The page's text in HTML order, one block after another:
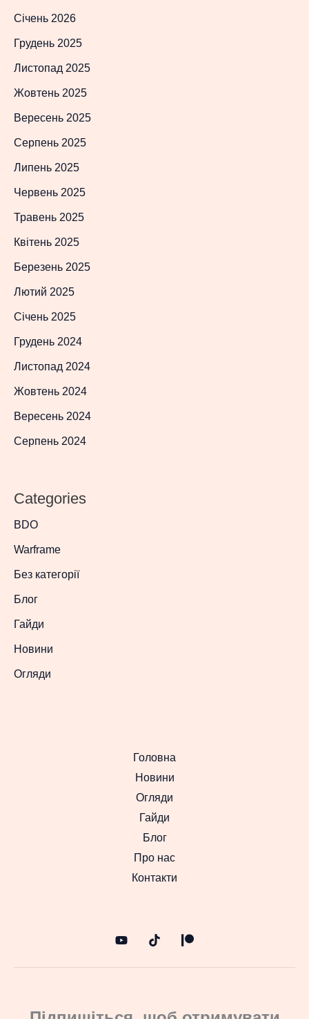
Січень 2026
Грудень 2025
Листопад 2025
Жовтень 2025
Вересень 2025
Серпень 2025
Липень 2025
Червень 2025
Травень 2025
Квітень 2025
Березень 2025
Лютий 2025
Січень 2025
Грудень 2024
Листопад 2024
Жовтень 2024
Вересень 2024
Серпень 2024
Categories
BDO
Warframe
Без категорії
Блог
Гайди
Новини
Огляди
Головна
Новини
Огляди
Гайди
Блог
Про нас
Контакти